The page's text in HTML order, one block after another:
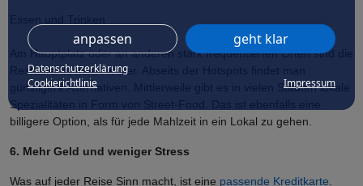
anpassen geht klar
Datenschutzerklärung
Cookierichtlinie
Impressum
Am Hauptplatz oder an anderen stark frequentierten Orten sind die
Restaurants meist teurer. Abseits der Hotspots findet man
günstigere Alternativen. Mittlerweile gibt es in vielen Städten lokale
Spezialitäten in Form von Street-Food. Das ist ebenfalls eine
billigere Option, als für jede Mahlzeit in ein Lokal zu gehen.
6. Mehr Geld und weniger Stress
Was auf jeder Reise Sinn macht, ist eine passende Kreditkarte